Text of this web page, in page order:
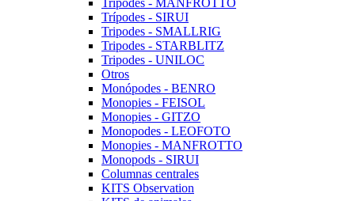
Tripodes - MANFROTTO
Trípodes - SIRUI
Tripodes - SMALLRIG
Tripodes - STARBLITZ
Tripodes - UNILOC
Otros
Monópodes - BENRO
Monopies - FEISOL
Monopies - GITZO
Monopodes - LEOFOTO
Monopies - MANFROTTO
Monopods - SIRUI
Columnas centrales
KITS Observation